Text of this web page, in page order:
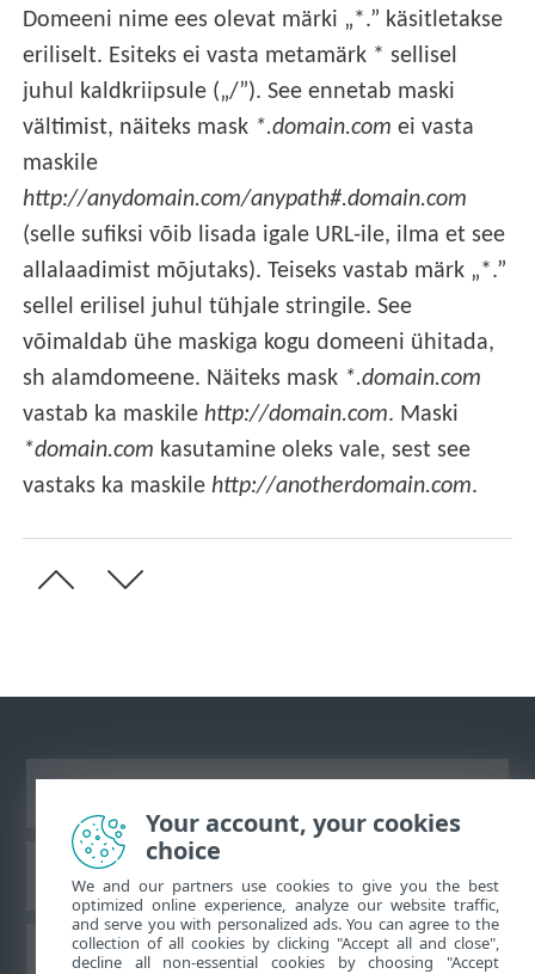
Domeeni nime ees olevat märki „*.” käsitletakse
eriliselt. Esiteks ei vasta metamärk * sellisel
juhul kaldkriipsule („/”). See ennetab maski
vältimist, näiteks mask *.domain.com ei vasta
maskile
http://anydomain.com/anypath#.domain.com
(selle sufiksi võib lisada igale URL-ile, ilma et see
allalaadimist mõjutaks). Teiseks vastab märk „*.”
sellel erilisel juhul tühjale stringile. See
võimaldab ühe maskiga kogu domeeni ühitada,
sh alamdomeene. Näiteks mask *.domain.com
vastab ka maskilehttp://domain.com. Maski
*domain.com kasutamine oleks vale, sest see
vastaks ka maskilehttp://anotherdomain.com.
ESET teadmistebaas
ESET-i foorum
Your account, your cookies
choice
We and our partners use cookies to give you the best
optimized online experience, analyze our website traffic,
and serve you with personalized ads. You can agree to the
collection of all cookies by clicking "Accept all and close",
decline all non-essential cookies by choosing "Accept